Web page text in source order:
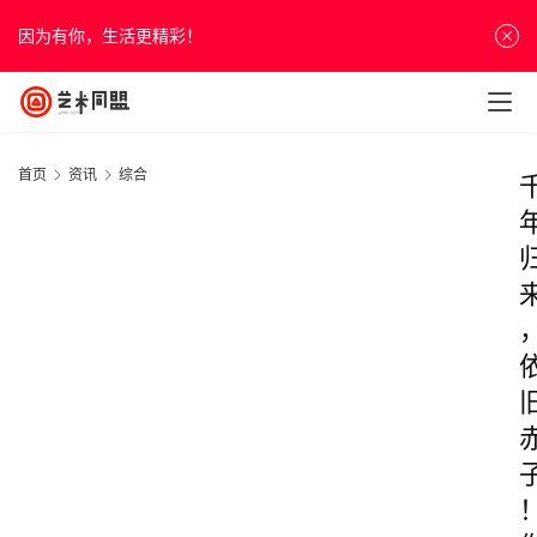
因为有你，生活更精彩！
首页 资讯 综合